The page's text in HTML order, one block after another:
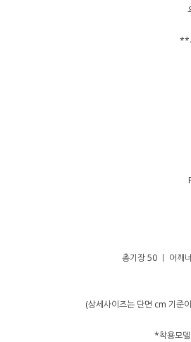
**
총기장 50 ㅣ 어깨
(상세사이즈는 단면 cm 기준
*착용모